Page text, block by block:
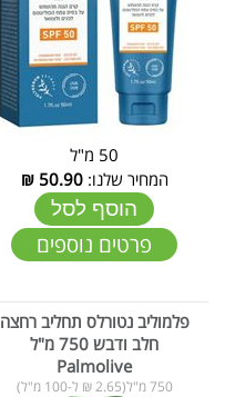
50 מ"ל
המחיר שלנו:50.90
₪
הוסף לסל
פרטים נוספים
פלמוליב נטורלס תחליב רחצה
חלב ודבש 750 מ"ל
Palmolive
750 מ"ל(2.65 ₪ ל-100 מ"ל)